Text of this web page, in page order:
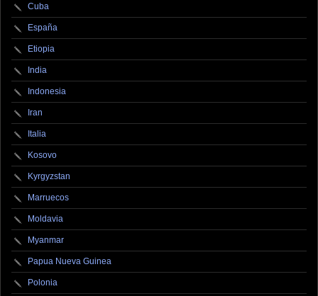
Cuba
España
Etiopia
India
Indonesia
Iran
Italia
Kosovo
Kyrgyzstan
Marruecos
Moldavia
Myanmar
Papua Nueva Guinea
Polonia